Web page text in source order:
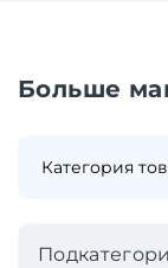
Больше